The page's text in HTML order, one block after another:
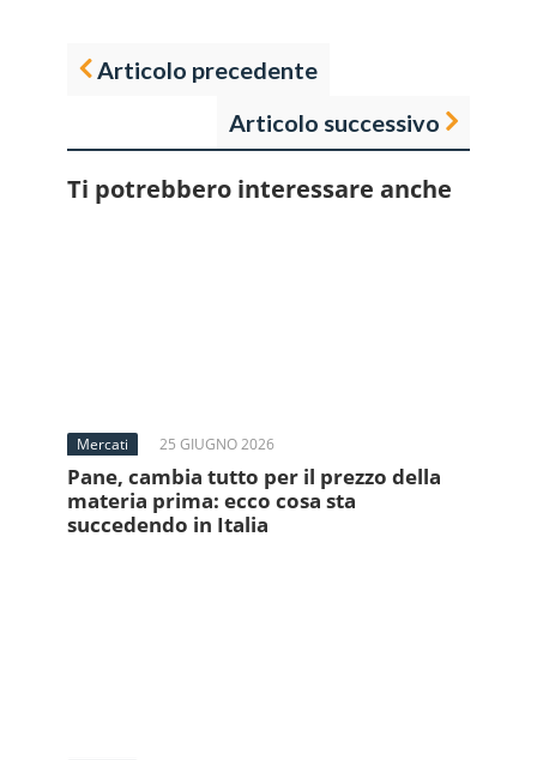
Articolo precedente
Articolo successivo
Ti potrebbero interessare anche
Mercati 25 GIUGNO 2026
Pane, cambia tutto per il prezzo della
materia prima: ecco cosa sta
succedendo in Italia